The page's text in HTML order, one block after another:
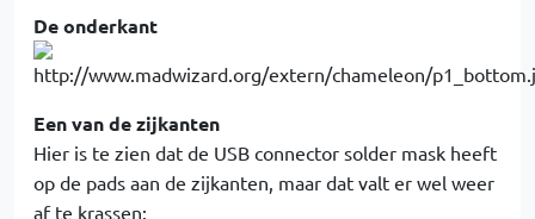
De onderkant
Een van de zijkanten
Hier is te zien dat de USB connector solder mask heeft
op de pads aan de zijkanten, maar dat valt er wel weer
af te krassen: